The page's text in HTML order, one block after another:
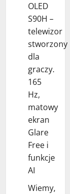
OLED
S90H –
telewizor
stworzony
dla
graczy.
165
Hz,
matowy
ekran
Glare
Free i
funkcje
AI
Wiemy,